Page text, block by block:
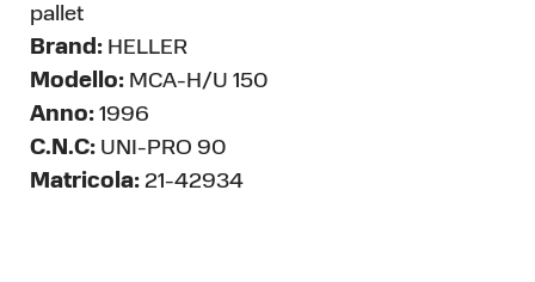
pallet
Brand: HELLER
Modello: MCA-H/U 150
Anno: 1996
C.N.C: UNI-PRO 90
Matricola: 21-42934